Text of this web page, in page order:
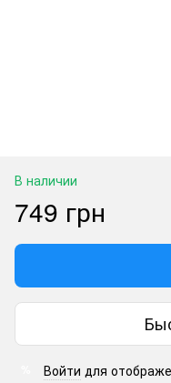
В наличии
749 грн
Войти для